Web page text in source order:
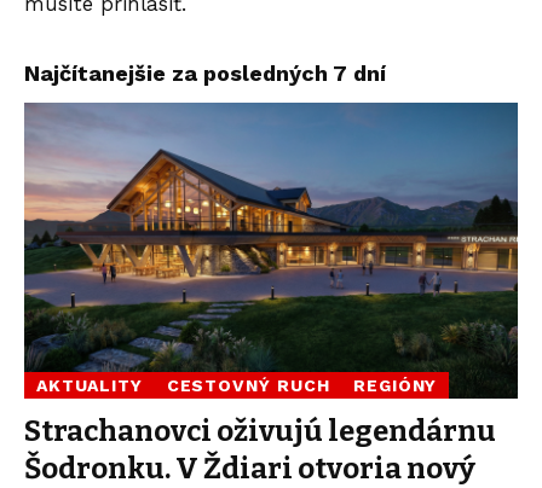
Najčítanejšie za posledných 7 dní
AKTUALITY CESTOVNÝ RUCH REGIÓNY
Strachanovci oživujú legendárnu
Šodronku. V Ždiari otvoria nový